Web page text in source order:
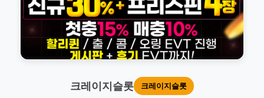
크레이지슬롯 크레이지슬롯